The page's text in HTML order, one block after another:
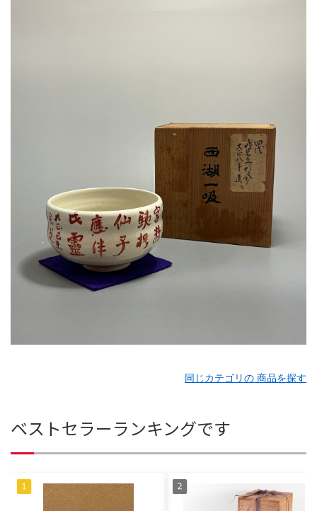
同じカテゴリの 商品を探す
ベストセラーランキングです